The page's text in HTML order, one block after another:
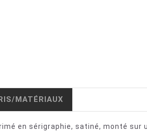
MATÉRIAUX
en sérigraphie, satiné, monté